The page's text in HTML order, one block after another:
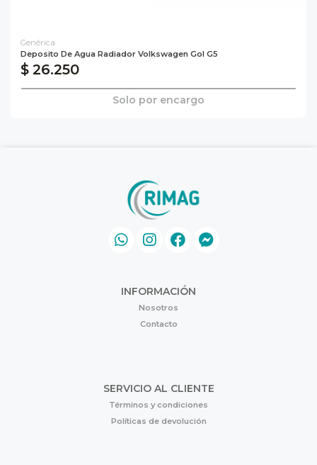
Genérica
Deposito De Agua Radiador Volkswagen Gol G5
$ 26.250
Solo por encargo
INFORMACIÓN
Nosotros
Contacto
SERVICIO AL CLIENTE
Términos y condiciones
Políticas de devolución